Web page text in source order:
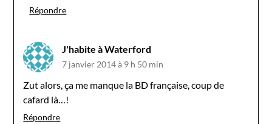
Répondre
J'habite à Waterford
7 janvier 2014 à 9 h 50 min
Zut alors, ça me manque la BD française, coup de
cafard là…!
Répondre